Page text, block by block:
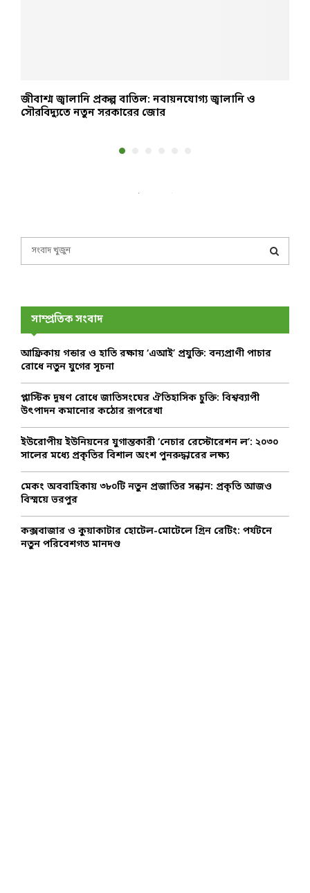
জীবাশ্ম জ্বালানি প্রকল্প বাতিল: নবায়নযোগ্য জ্বালানি ও
সৌরবিদ্যুতে নতুন সরকারের জোর
f
r
E
A
সাম্প্রতিক সংবাদ
আফ্রিকায় গন্ডার ও হাতি রক্ষায় ‘এআই’ প্রযুক্তি: বন্যপ্রাণী পাচার
রোধে নতুন যুগের সূচনা
প্লাস্টিক দূষণ রোধে জাতিসংঘের ঐতিহাসিক চুক্তি: বিশ্বব্যাপী
উৎপাদন কমানোর কঠোর রূপরেখা
ইউরোপীয় ইউনিয়নের যুগান্তকারী ‘নেচার রেস্টোরেশন ল’: ২০৩০
সালের মধ্যে প্রকৃতির বিশাল অংশ পুনরুদ্ধারের লক্ষ্য
মেকং অববাহিকায় ৩৮০টি নতুন প্রজাতির সন্ধান: প্রকৃতি আজও
বিস্ময়ে ভরপুর
কক্সবাজার ও কুয়াকাটার হোটেল-মোটেলে গ্রিন রেটিং: পর্যটনে
নতুন পরিবেশগত মানদণ্ড